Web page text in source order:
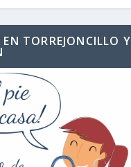
TORREJONCILLO Y